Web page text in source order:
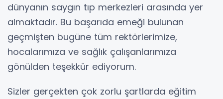
dünyanın saygın tıp merkezleri arasında yer
almaktadır. Bu başarıda emeği bulunan
geçmişten bugüne tüm rektörlerimize,
hocalarımıza ve sağlık çalışanlarımıza
gönülden teşekkür ediyorum.
Sizler gerçekten çok zorlu şartlarda eğitim